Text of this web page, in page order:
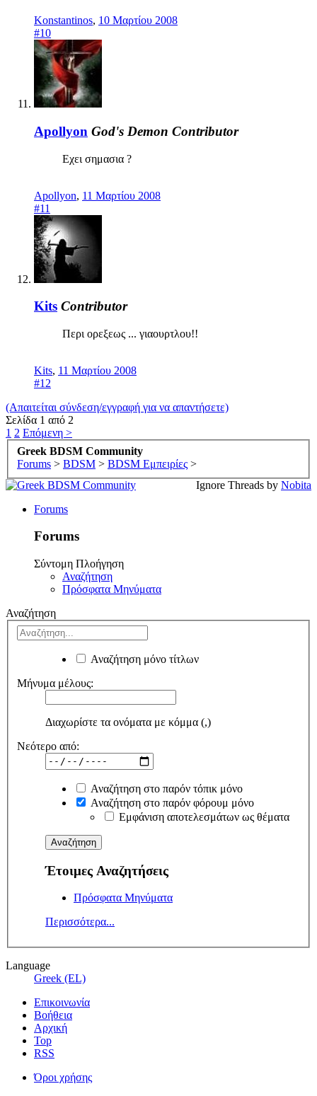
Konstantinos, 10 Μαρτίου 2008
#10
Apollyon God's Demon Contributor
Εχει σημασια ?
Apollyon, 11 Μαρτίου 2008
#11
Kits Contributor
Περι ορεξεως ... γιαουρτλου!!
Kits, 11 Μαρτίου 2008
#12
(Απαιτείται σύνδεση/εγγραφή για να απαντήσετε)
Σελίδα 1 από 2
1 2 Επόμενη >
Greek BDSM Community
Forums > BDSM > BDSM Εμπειρίες >
Ignore Threads by Nobita
Forums
Forums
Σύντομη Πλοήγηση
Αναζήτηση
Πρόσφατα Μηνύματα
Αναζήτηση
Αναζήτηση μόνο τίτλων
Μήνυμα μέλους:
Διαχωρίστε τα ονόματα με κόμμα (,)
Νεότερο από:
Αναζήτηση στο παρόν τόπικ μόνο
Αναζήτηση στο παρόν φόρουμ μόνο
Εμφάνιση αποτελεσμάτων ως θέματα
Έτοιμες Αναζητήσεις
Πρόσφατα Μηνύματα
Περισσότερα...
Language
Greek (EL)
Επικοινωνία
Βοήθεια
Αρχική
Top
RSS
Όροι χρήσης